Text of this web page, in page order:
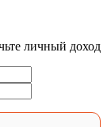
личный доход